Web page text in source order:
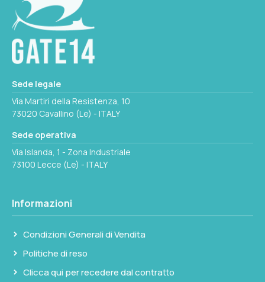
Seleziona questa variante
Sede legale
Via Martiri della Resistenza, 10
73020 Cavallino (Le) - ITALY
Sede operativa
Via Islanda, 1 - Zona Industriale
73100 Lecce (Le) - ITALY
Informazioni
Condizioni Generali di Vendita
Politiche di reso
Clicca qui per recedere dal contratto